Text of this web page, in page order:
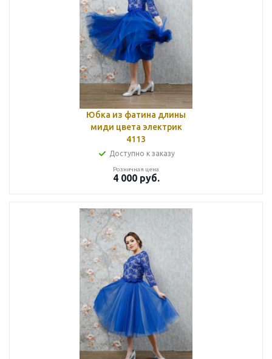
Юбка из фатина длины
миди цвета электрик
4113
Доступно к заказу
Розничная цена
4 000руб.